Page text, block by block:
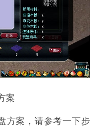
案
案，请参考一下步